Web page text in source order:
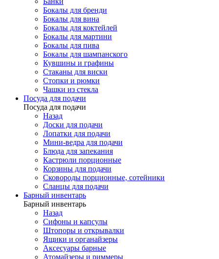
Бокалы для бренди
Бокалы для вина
Бокалы для коктейлей
Бокалы для мартини
Бокалы для пива
Бокалы для шампанского
Кувшины и графины
Стаканы для виски
Стопки и рюмки
Чашки из стекла
Посуда для подачи
Посуда для подачи
Назад
Доски для подачи
Лопатки для подачи
Мини-ведра для подачи
Блюда для запекания
Кастрюли порционные
Корзины для подачи
Сковороды порционные, сотейники
Сланцы для подачи
Барный инвентарь
Барный инвентарь
Назад
Сифоны и капсулы
Штопоры и открывалки
Ящики и органайзеры
Аксесуары барные
Атомайзеры и риммеры